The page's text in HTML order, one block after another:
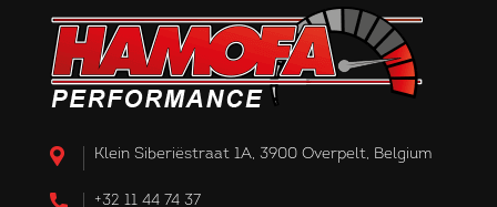
Klein Siberiëstraat 1A, 3900 Overpelt, Belgium
+32 11 44 74 37